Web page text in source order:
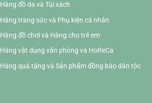
Hàng đồ da và Túi xách
Hàng trang sức và Phụ kiện cá nhân
Hàng đồ chơi và Hàng cho trẻ em
Hàng vật dụng văn phòng và HoReCa
Hàng quà tặng và Sản phẩm đồng bào dân tộc